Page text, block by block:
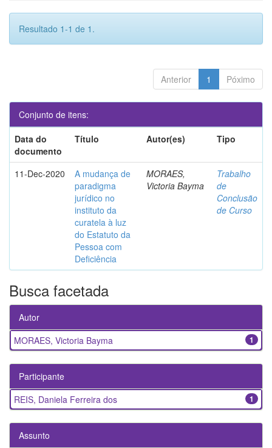
Resultado 1-1 de 1.
Anterior 1 Póximo
Conjunto de itens:
Data do
documento
Título Autor(es) Tipo
11-Dec-2020
A mudança de
paradigma
jurídico no
instituto da
curatela à luz
do Estatuto da
Pessoa com
Deficiência
MORAES,
Victoria Bayma
Trabalho
de
Conclusão
de Curso
Busca facetada
Autor
1
MORAES, Victoria Bayma
Participante
1
REIS, Daniela Ferreira dos
Assunto